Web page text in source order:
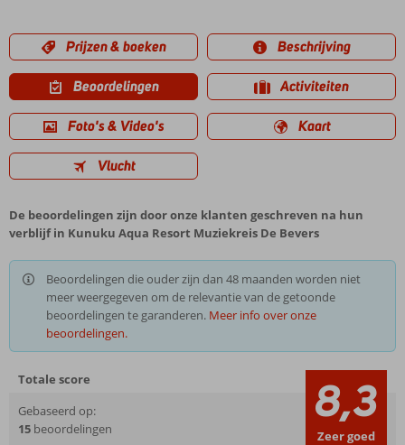
Prijzen & boeken Beschrijving
Beoordelingen Activiteiten
Foto's & Video's Kaart
Vlucht
De beoordelingen zijn door onze klanten geschreven na hun
verblijf in Kunuku Aqua Resort Muziekreis De Bevers
Beoordelingen die ouder zijn dan 48 maanden worden niet
meer weergegeven om de relevantie van de getoonde
beoordelingen te garanderen. Meer info over onze
beoordelingen.
Totale score
Gebaseerd op:
15 beoordelingen 8,3
Zeer goed